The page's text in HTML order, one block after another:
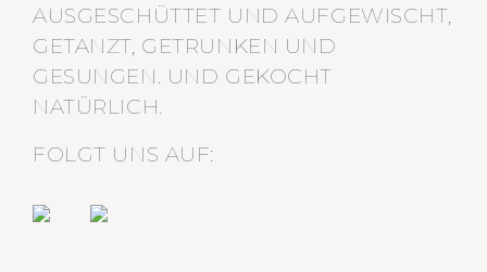
AUSGESCHÜTTET UND AUFGEWISCHT,
GETANZT, GETRUNKEN UND
GESUNGEN. UND GEKOCHT
NATÜRLICH.
FOLGT UNS AUF: